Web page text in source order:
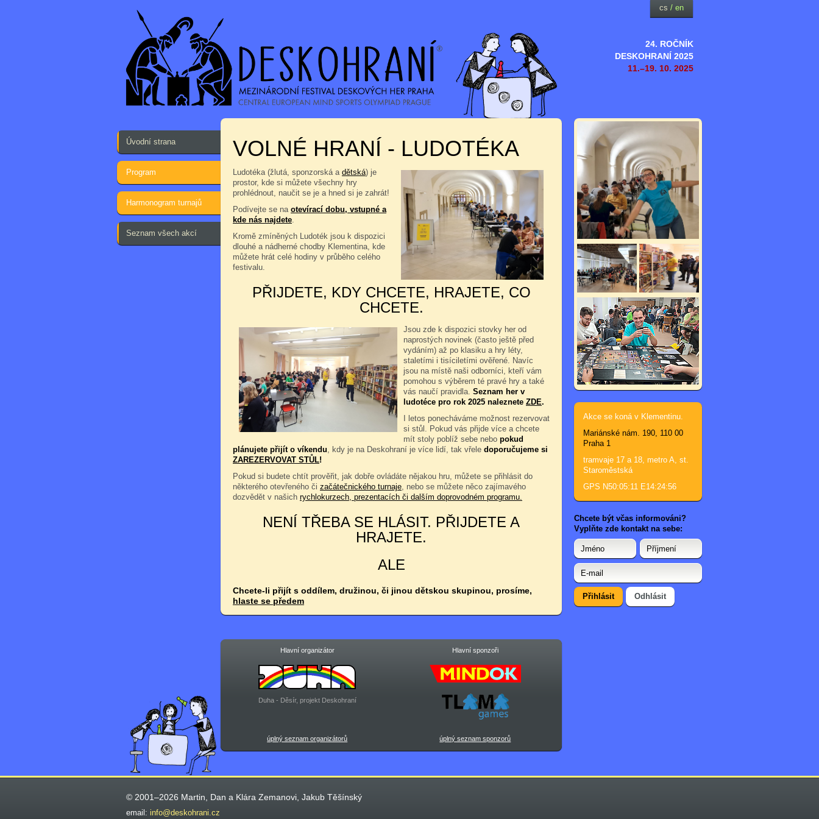
24. ROČNÍK
DESKOHRANÍ 2025
11.–19. 10. 2025
cs / en
Úvodní strana
Program
Harmonogram turnajů
Seznam všech akcí
VOLNÉ HRANÍ - LUDOTÉKA
Ludotéka (žlutá, sponzorská a dětská) je
prostor, kde si můžete všechny hry
prohlédnout, naučit se je a hned si je zahrát!
Podívejte se na otevírací dobu, vstupné a
kde nás najdete.
Kromě zmíněných Ludoték jsou k dispozici
dlouhé a nádherné chodby Klementina, kde
můžete hrát celé hodiny v průběho celého
festivalu.
PŘIJDETE, KDY CHCETE, HRAJETE, CO
CHCETE.
Jsou zde k dispozici stovky her od
naprostých novinek (často ještě před
vydáním) až po klasiku a hry léty,
staletími i tisíciletími ověřené. Navíc
jsou na místě naši odborníci, kteří vám
pomohou s výběrem té pravé hry a také
vás naučí pravidla. Seznam her v
ludotéce pro rok 2025 naleznete ZDE.
I letos ponecháváme možnost rezervovat
si stůl. Pokud vás přijde více a chcete
mít stoly poblíž sebe nebo pokud
plánujete přijít o víkendu, kdy je na Deskohraní je více lidí, tak vřele doporučujeme si
ZAREZERVOVAT STŮL!
Pokud si budete chtít prověřit, jak dobře ovládáte nějakou hru, můžete se přihlásit do
některého otevřeného či začátečnického turnaje, nebo se můžete něco zajímavého
dozvědět v našich rychlokurzech, prezentacích či dalším doprovodném programu.
NENÍ TŘEBA SE HLÁSIT. PŘIJDETE A
HRAJETE.
ALE
Chcete-li přijít s oddílem, družinou, či jinou dětskou skupinou, prosíme,
hlaste se předem
Hlavní organizátor Hlavní sponzoři
Duha - Děsír, projekt Deskohraní
úplný seznam organizátorů úplný seznam sponzorů
Akce se koná v Klementinu.
Mariánské nám. 190, 110 00
Praha 1
tramvaje 17 a 18, metro A, st.
Staroměstská
GPS N50:05:11 E14:24:56
Chcete být včas informováni?
Vyplňte zde kontakt na sebe:
© 2001–2026 Martin, Dan a Klára Zemanovi, Jakub Těšínský
email: info@deskohrani.cz